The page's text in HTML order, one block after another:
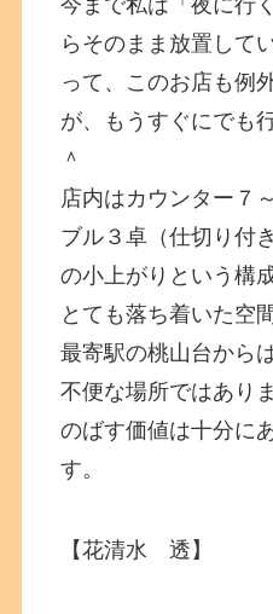
らそのまま放置して
って、このお店も例
が、もうすぐにでも
＾
店内はカウンター７
ブル３卓（仕切り付
の小上がりという構
とても落ち着いた空
最寄駅の桃山台から
不便な場所ではあり
のばす価値は十分に
す。
【花清水 透】